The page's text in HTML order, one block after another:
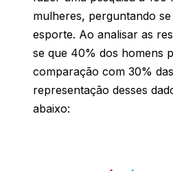
mulheres, perguntando
esporte. Ao analisar as
se que 40% dos homens
comparação com 30%
representação desses
abaixo: